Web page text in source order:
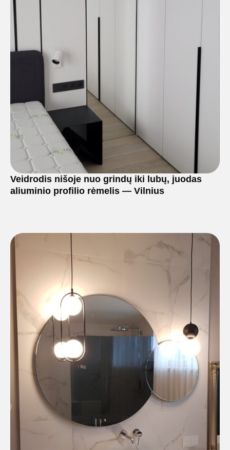
Veidrodis nišoje nuo grindų iki lubų, juodas
aliuminio profilio rėmelis — Vilnius